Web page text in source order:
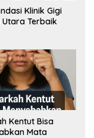
Klinik Gigi
Terbaik
Kentut Bisa
Mata